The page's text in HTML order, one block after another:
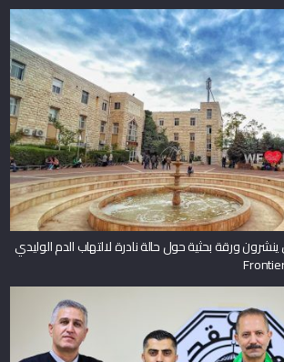
ورقة بحثية حول حالة نادرة لالتهاب الدم الوليدي